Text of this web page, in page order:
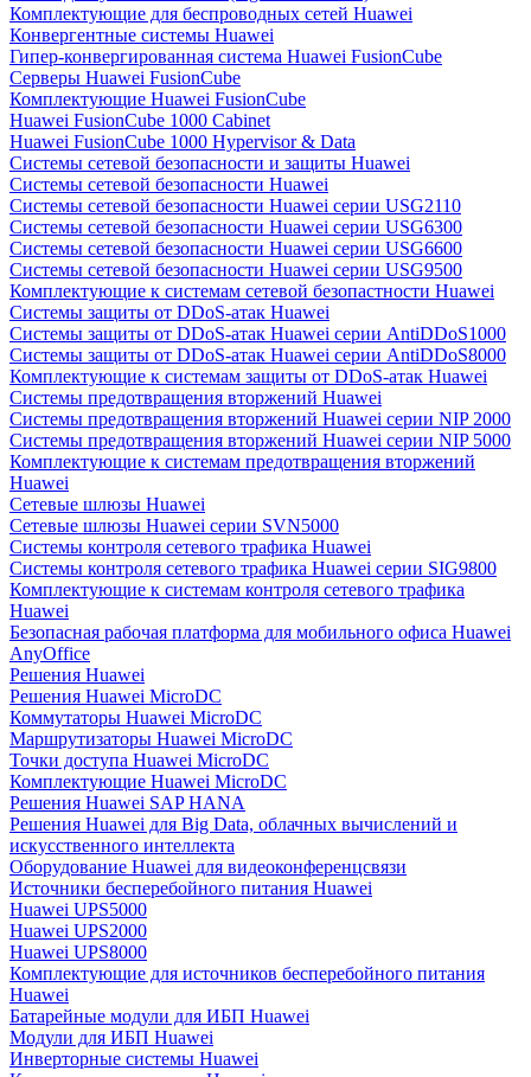
Комплектующие для беспроводных сетей Huawei
Конвергентные системы Huawei
Гипер-конвергированная система Huawei FusionCube
Серверы Huawei FusionCube
Комплектующие Huawei FusionCube
Huawei FusionCube 1000 Cabinet
Huawei FusionCube 1000 Hypervisor & Data
Системы сетевой безопасности и защиты Huawei
Системы сетевой безопасности Huawei
Системы сетевой безопасности Huawei серии USG2110
Системы сетевой безопасности Huawei серии USG6300
Системы сетевой безопасности Huawei серии USG6600
Системы сетевой безопасности Huawei серии USG9500
Комплектующие к системам сетевой безопастности Huawei
Системы защиты от DDoS-атак Huawei
Системы защиты от DDoS-атак Huawei серии AntiDDoS1000
Системы защиты от DDoS-атак Huawei серии AntiDDoS8000
Комплектующие к системам защиты от DDoS-атак Huawei
Системы предотвращения вторжений Huawei
Системы предотвращения вторжений Huawei серии NIP 2000
Системы предотвращения вторжений Huawei серии NIP 5000
Комплектующие к системам предотвращения вторжений
Huawei
Сетевые шлюзы Huawei
Сетевые шлюзы Huawei серии SVN5000
Системы контроля сетевого трафика Huawei
Системы контроля сетевого трафика Huawei серии SIG9800
Комплектующие к системам контроля сетевого трафика
Huawei
Безопасная рабочая платформа для мобильного офиса Huawei
AnyOffice
Решения Huawei
Решения Huawei MicroDC
Коммутаторы Huawei MicroDC
Маршрутизаторы Huawei MicroDC
Точки доступа Huawei MicroDC
Комплектующие Huawei MicroDC
Решения Huawei SAP HANA
Решения Huawei для Big Data, облачных вычислений и
искусственного интеллекта
Оборудование Huawei для видеоконференцсвязи
Источники бесперебойного питания Huawei
Huawei UPS5000
Huawei UPS2000
Huawei UPS8000
Комплектующие для источников бесперебойного питания
Huawei
Батарейные модули для ИБП Huawei
Модули для ИБП Huawei
Инверторные системы Huawei